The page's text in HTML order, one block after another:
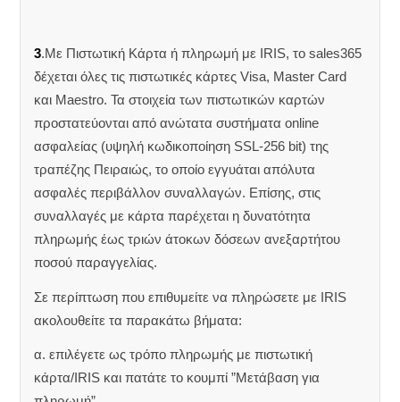
3.Με Πιστωτική Κάρτα ή πληρωμή με IRIS, το sales365
δέχεται όλες τις πιστωτικές κάρτες Visa, Master Card
και Maestro. Τα στοιχεία των πιστωτικών καρτών
προστατεύονται από ανώτατα συστήματα online
ασφαλείας (υψηλή κωδικοποίηση SSL-256 bit) της
τραπέζης Πειραιώς, το οποίο εγγυάται απόλυτα
ασφαλές περιβάλλον συναλλαγών. Επίσης, στις
συναλλαγές με κάρτα παρέχεται η δυνατότητα
πληρωμής έως τριών άτοκων δόσεων ανεξαρτήτου
ποσού παραγγελίας.
Σε περίπτωση που επιθυμείτε να πληρώσετε με IRIS
ακολουθείτε τα παρακάτω βήματα:
α. επιλέγετε ως τρόπο πληρωμής με πιστωτική
κάρτα/IRIS και πατάτε το κουμπί ”Μετάβαση για